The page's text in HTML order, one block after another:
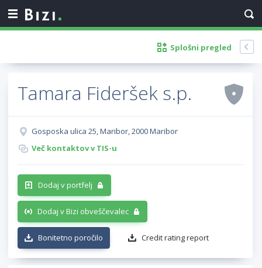
Splošni pregled
Tamara Fideršek s.p.
Gosposka ulica 25, Maribor, 2000 Maribor
Več kontaktov v TIS-u
Dodaj v portfelj
Dodaj v Bizi obveščevalec
Bonitetno poročilo Credit rating report